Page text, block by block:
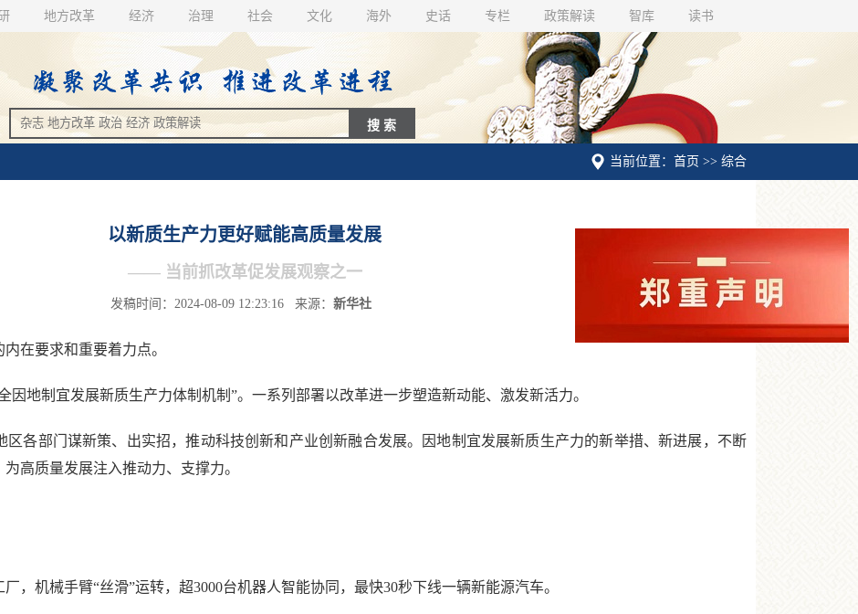
地方改革 经济 治理 社会 文化 海外 史话 专栏 政策解读 智库 读书
当前位置：首页 >> 综合
以新质生产力更好赋能高质量发展
—— 当前抓改革促发展观察之一
发稿时间：2024-08-09 12:23:16 来源： 新华社
在要求和重要着力点。
地制宜发展新质生产力体制机制”。一系列部署以改革进一步塑造新动能、激发新活力。
部门谋新策、出实招，推动科技创新和产业创新融合发展。因地制宜发展新质生产力的新举措、新进展，不断
高质量发展注入推动力、支撑力。
机械手臂“丝滑”运转，超3000台机器人智能协同，最快30秒下线一辆新能源汽车。